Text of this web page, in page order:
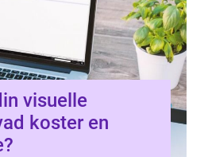
visuelle
koster en